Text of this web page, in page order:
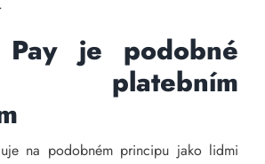
Pay je podobné
platebním
na podobném principu jako lidmi